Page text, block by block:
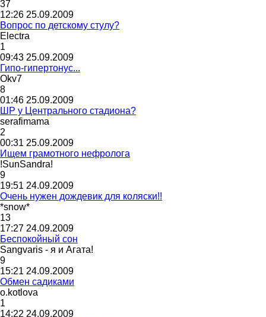
37
12:26 25.09.2009
Вопрос по детскому стулу?
Electra
1
09:43 25.09.2009
Гипо-гипертонус...
Okv7
8
01:46 25.09.2009
ШР у Центрального стадиона?
serafimama
2
00:31 25.09.2009
Ищем грамотного нефролога
!SunSandra!
9
19:51 24.09.2009
Очень нужен дождевик для коляски!!
*snow*
13
17:27 24.09.2009
Беспокойный сон
Sangvaris - я и Агата!
9
15:21 24.09.2009
Обмен садиками
o.kotlova
1
14:22 24.09.2009